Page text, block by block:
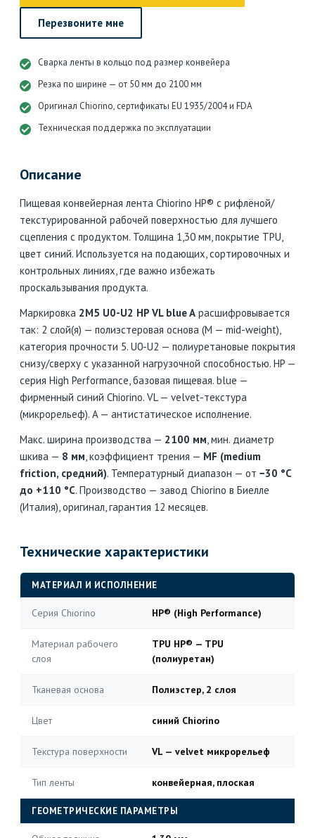
Перезвоните мне
Сварка ленты в кольцо под размер конвейера
Резка по ширине — от 50 мм до 2100 мм
Оригинал Chiorino, сертификаты EU 1935/2004 и FDA
Техническая поддержка по эксплуатации
Описание
Пищевая конвейерная лента Chiorino HP® с рифлёной/
текстурированной рабочей поверхностью для лучшего
сцепления с продуктом. Толщина 1,30 мм, покрытие TPU,
цвет синий. Используется на подающих, сортировочных и
контрольных линиях, где важно избежать
проскальзывания продукта.
Маркировка 2M5 U0-U2 HP VL blue A расшифровывается
так: 2 слой(я) — полиэстеровая основа (M — mid-weight),
категория прочности 5. U0-U2 — полиуретановые покрытия
снизу/сверху с указанной нагрузочной способностью. HP —
серия High Performance, базовая пищевая. blue —
фирменный синий Chiorino. VL — velvet-текстура
(микрорельеф). A — антистатическое исполнение.
Макс. ширина производства — 2100 мм, мин. диаметр
шкива — 8 мм, коэффициент трения — MF (medium
friction, средний). Температурный диапазон — от −30 °C
до +110 °C. Производство — завод Chiorino в Биелле
(Италия), оригинал, гарантия 12 месяцев.
Технические характеристики
МАТЕРИАЛ И ИСПОЛНЕНИЕ
Серия Chiorino HP® (High Performance)
Материал рабочего
слоя
TPU HP® — TPU
(полиуретан)
Тканевая основа Полиэстер, 2 слоя
Цвет синий Chiorino
Текстура поверхности VL — velvet микрорельеф
Тип ленты конвейерная, плоская
ГЕОМЕТРИЧЕСКИЕ ПАРАМЕТРЫ